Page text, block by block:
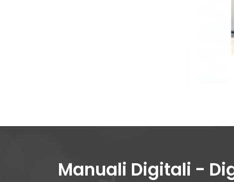
Manuali Digitali -